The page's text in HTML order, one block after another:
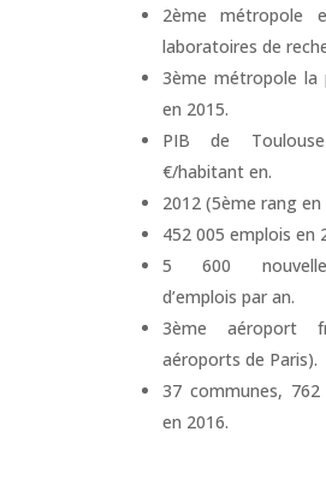
2ème métropole
laboratoires de
3ème métropole la
en 2015.
PIB de
€/habitant en.
2012 (5ème rang en
452 005 emplois en
5 600
d’emplois par an.
3ème aéroport
aéroports de Paris).
37 communes,
en 2016.